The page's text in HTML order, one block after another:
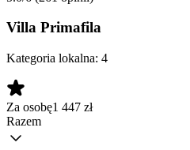
Villa Primafila
Kategoria lokalna: 4
Za osobę1 447 zł
Razem